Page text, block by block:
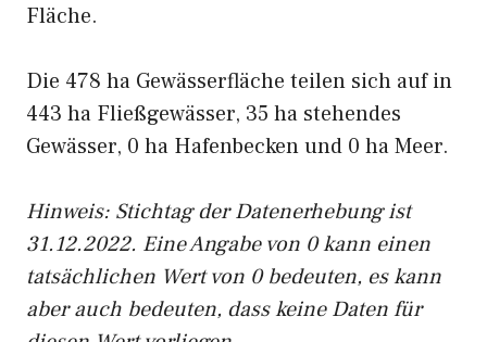
Fläche.
Die 478 ha Gewässerfläche teilen sich auf in
443 ha Fließgewässer, 35 ha stehendes
Gewässer, 0 ha Hafenbecken und 0 ha Meer.
Hinweis: Stichtag der Datenerhebung ist
31.12.2022. Eine Angabe von 0 kann einen
tatsächlichen Wert von 0 bedeuten, es kann
aber auch bedeuten, dass keine Daten für